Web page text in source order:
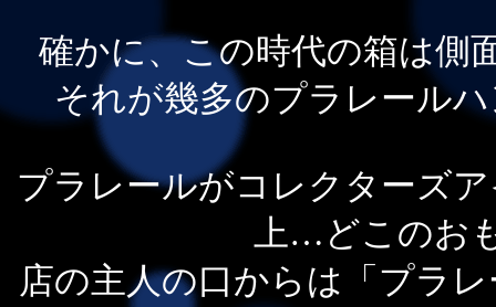
確かに、この時代の箱は側
それが幾多のプラレール
プラレールがコレクターズ
上…どこのお
店の主人の口からは「プラ